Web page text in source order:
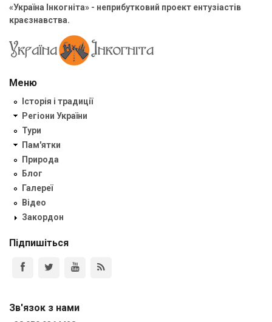
«Україна Інкогніта» - неприбутковий проект ентузіастів
краєзнавства.
Меню
Історія і традиції
Регіони України
Тури
Пам'ятки
Природа
Блог
Галереї
Відео
Закордон
Підпишіться
Зв'язок з нами